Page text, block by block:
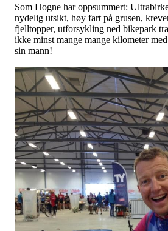
Som Hogne har oppsummert:
nydelig utsikt, høy fart på grusen,
fjelltopper, utforsykling ned bikepark
ikke minst mange mange kilometer
sin mann!